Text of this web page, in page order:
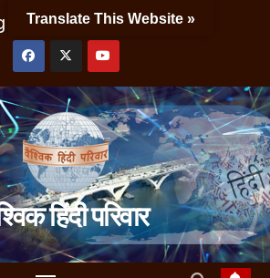
6th, 2026 12:04:42 AM
हिंदी परिवार
Translate This Website »